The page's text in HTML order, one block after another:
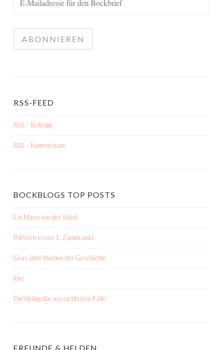
RSS-FEED
RSS – Beiträge
RSS – Kommentare
BOCKBLOGS TOP POSTS
Ein Mann wie der Wind
Polnisch essen 1: Zapiekanki
Gras über Narben der Geschichte
Icke
Die Heilige für aussichtslose Fälle
FREUNDE & HELDEN